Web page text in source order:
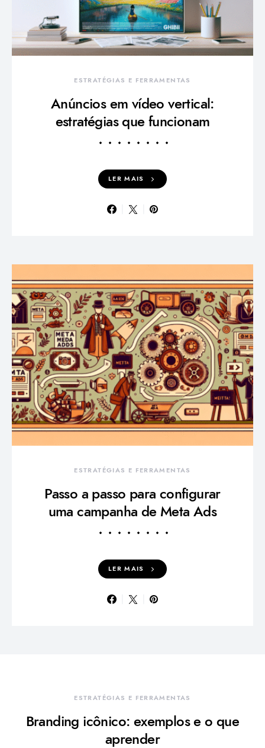
ESTRATÉGIAS E FERRAMENTAS
Anúncios em vídeo vertical:
estratégias que funcionam
LER MAIS
ESTRATÉGIAS E FERRAMENTAS
Passo a passo para configurar
uma campanha de Meta Ads
LER MAIS
ESTRATÉGIAS E FERRAMENTAS
Branding icônico: exemplos e o que
aprender